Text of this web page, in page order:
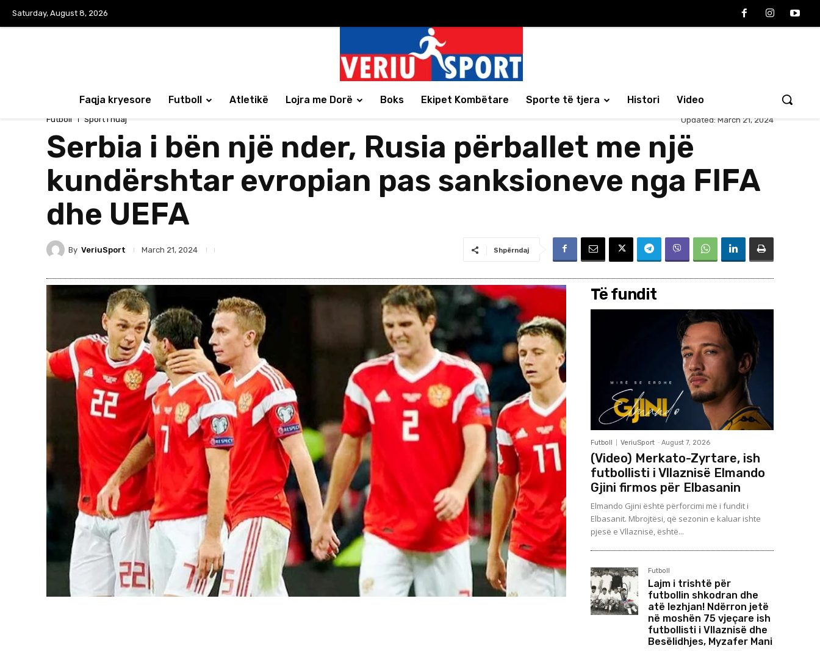
Saturday, August 8, 2026
Faqja kryesore Futboll Atletikë Lojra me Dorë Boks Ekipet Kombëtare Sporte të tjera Histori Video
Futboll Sport i huaj Updated: March 21, 2024
Serbia i bën një nder, Rusia përballet me një
kundërshtar evropian pas sanksioneve nga FIFA
dhe UEFA
By VeriuSport March 21, 2024 Shpërndaj
Të fundit
Futboll VeriuSport - August 7, 2026
(Video) Merkato-Zyrtare, ish
futbollisti i Vllaznisë Elmando
Gjini firmos për Elbasanin
Elmando Gjini është përforcimi më i fundit i
Elbasanit. Mbrojtësi, që sezonin e kaluar ishte
pjesë e Vllaznisë, është...
Futboll
Lajm i trishtë për
futbollin shkodran dhe
atë lezhjan! Ndërron jetë
në moshën 75 vjeçare ish
futbollisti i Vllaznisë dhe
Besëlidhjes, Myzafer Mani